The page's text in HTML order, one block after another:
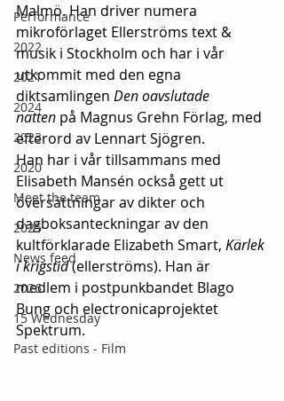
Performance
2022
2021
2024
2023
2020
Meet the team
2025
News feed
2026
15 Wednesday
Past editions - Film
Malmö. Han driver numera
mikroförlaget Ellerströms text &
musik i Stockholm och har i vår
utkommit med den egna
diktsamlingen Den oavslutade
natten på Magnus Grehn Förlag, med
efterord av Lennart Sjögren.
Han har i vår tillsammans med
Elisabeth Mansén också gett ut
översättningar av dikter och
dagboksanteckningar av den
kultförklarade Elizabeth Smart, Kärlek
i krigstid (ellerströms). Han är
medlem i postpunkbandet Blago
Bung och electronicaprojektet
Spektrum.